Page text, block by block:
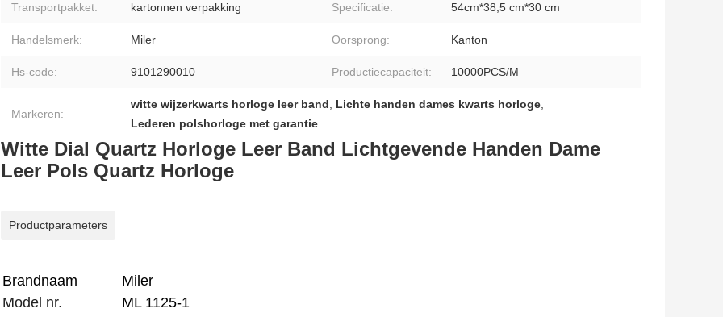
Transportpakket: kartonnen verpakking Specificatie: 54cm*38,5 cm*30 cm
Handelsmerk: Miler Oorsprong: Kanton
Hs-code: 9101290010 Productiecapaciteit: 10000PCS/M
Markeren:
witte wijzerkwarts horloge leer band, Lichte handen dames kwarts horloge,
Lederen polshorloge met garantie
Witte Dial Quartz Horloge Leer Band Lichtgevende Handen Dame
Leer Pols Quartz Horloge
Productparameters
Brandnaam
Miler
Model nr.
ML 1125-1